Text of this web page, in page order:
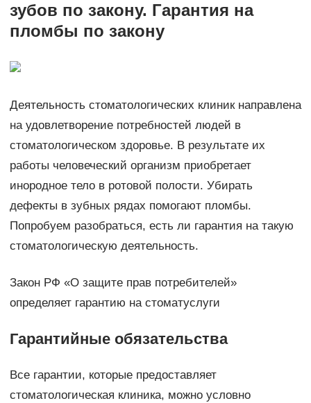
зубов по закону. Гарантия на
пломбы по закону
Деятельность стоматологических клиник направлена
на удовлетворение потребностей людей в
стоматологическом здоровье. В результате их
работы человеческий организм приобретает
инородное тело в ротовой полости. Убирать
дефекты в зубных рядах помогают пломбы.
Попробуем разобраться, есть ли гарантия на такую
стоматологическую деятельность.
Закон РФ «О защите прав потребителей»
определяет гарантию на стоматуслуги
Гарантийные обязательства
Все гарантии, которые предоставляет
стоматологическая клиника, можно условно